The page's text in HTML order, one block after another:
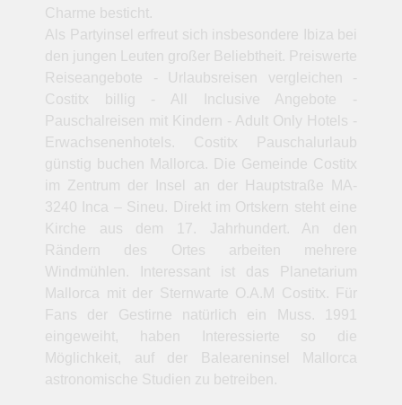
Charme besticht.
Als Partyinsel erfreut sich insbesondere Ibiza bei
den jungen Leuten großer Beliebtheit. Preiswerte
Reiseangebote - Urlaubsreisen vergleichen -
Costitx billig - All Inclusive Angebote -
Pauschalreisen mit Kindern - Adult Only Hotels -
Erwachsenenhotels. Costitx Pauschalurlaub
günstig buchen Mallorca. Die Gemeinde Costitx
im Zentrum der Insel an der Hauptstraße MA-
3240 Inca – Sineu. Direkt im Ortskern steht eine
Kirche aus dem 17. Jahrhundert. An den
Rändern des Ortes arbeiten mehrere
Windmühlen. Interessant ist das Planetarium
Mallorca mit der Sternwarte O.A.M Costitx. Für
Fans der Gestirne natürlich ein Muss. 1991
eingeweiht, haben Interessierte so die
Möglichkeit, auf der Baleareninsel Mallorca
astronomische Studien zu betreiben.